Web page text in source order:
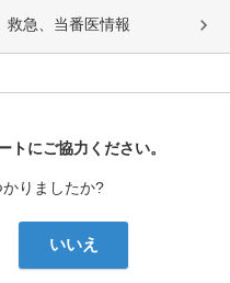
救急、当番医情報
トにご協力ください。
りましたか?
いいえ